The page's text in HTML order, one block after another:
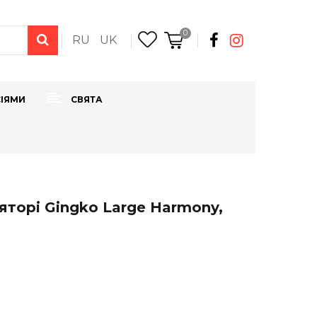
RU UK
0
СВЯТА
Gingko Large Harmony,